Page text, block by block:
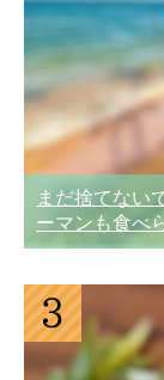
まだ捨てない
ーマンも食べ